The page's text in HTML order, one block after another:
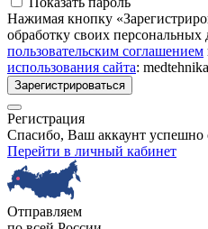
Нажимая кнопку
обработку своих персональных
пользовательским соглашением
использования сайта:
Зарегистрироваться
Регистрация
Спасибо, Ваш аккаунт успешно
Перейти в личный кабинет
Отправляем